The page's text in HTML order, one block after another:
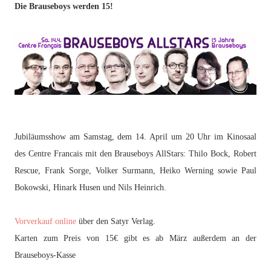
Die Brauseboys werden 15!
Jubiläumsshow am Samstag, dem 14. April um 20 Uhr im Kinosaal
des Centre Francais mit den Brauseboys AllStars: Thilo Bock, Robert
Rescue, Frank Sorge, Volker Surmann, Heiko Werning sowie Paul
Bokowski, Hinark Husen und Nils Heinrich.
Vorverkauf online über den Satyr Verlag.
Karten zum Preis von 15€ gibt es ab März außerdem an der
Brauseboys-Kasse